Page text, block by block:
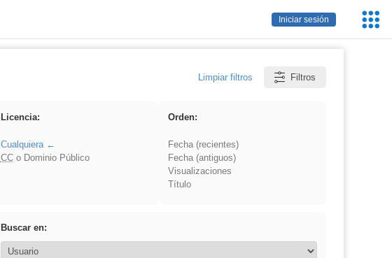
Iniciar sesión
Limpiar filtros Filtros
Licencia:
Cualquiera
CCo Dominio Público
Orden:
Fecha (recientes)
Fecha (antiguos)
Visualizaciones
Título
Buscar en: